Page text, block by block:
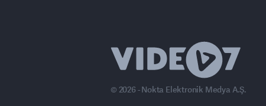
© 2026 - Nokta Elektronik Medya A.Ş.